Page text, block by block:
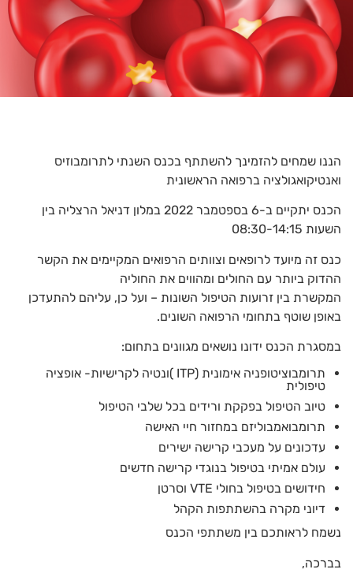
הננו שמחים להזמינך להשתתף בכנס השנתי לתרומבוזיס
ואנטיקואגולציה ברפואה הראשונית
הכנס יתקיים ב-6 בספטמבר 2022 במלון דניאל הרצליה בין
השעות 08:30-14:15
כנס זה מיועד לרופאים וצוותים הרפואים המקיימים את הקשר
ההדוק ביותר עם החולים ומהווים את החוליה
המקשרת בין זרועות הטיפול השונות – ועל כן, עליהם להתעדכן
באופן שוטף בתחומי הרפואה השונים.
במסגרת הכנס ידונו נושאים מגוונים בתחום:
תרומבוציטופניה אימונית (ITP )ונטיה לקרישיות- אופציה
טיפולית
טיוב הטיפול בפקקת ורידים בכל שלבי הטיפול
תרומבואמבוליזם במחזור חיי האישה
עדכונים על מעכבי קרישה ישירים
עולם אמיתי בטיפול בנוגדי קרישה חדשים
חידושים בטיפול בחולי VTE וסרטן
דיוני מקרה בהשתתפות הקהל
נשמח לראותכם בין משתתפי הכנס
בברכה,